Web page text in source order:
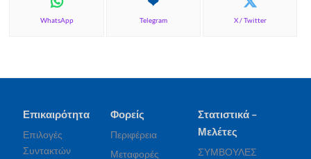
WhatsApp Telegram X / Twitter
Επικαιρότητα
Επιλογές
Συντακτών
Φορείς
Περιφέρεια
Μεταφορές
Στατιστικά –
Μελέτες
ΣΥΜΒΟΥΛΕΣ